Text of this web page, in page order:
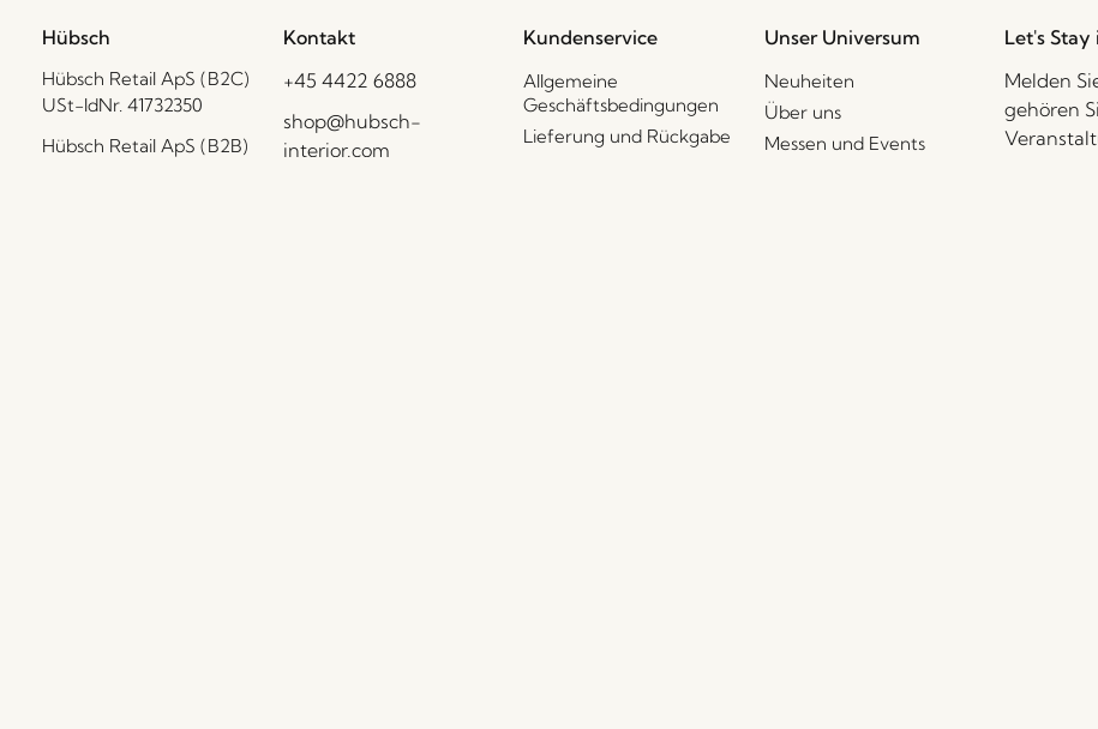
Hübsch
Hübsch Retail ApS (B2C)
USt-IdNr. 41732350
Hübsch Retail ApS (B2B)
Kontakt
+45 4422 6888
shop@hubsch-
interior.com
Kundenservice
Allgemeine
Geschäftsbedingungen
Lieferung und Rückgabe
Unser Universum
Neuheiten
Über uns
Messen und Events
Let's Stay
Melden
gehören